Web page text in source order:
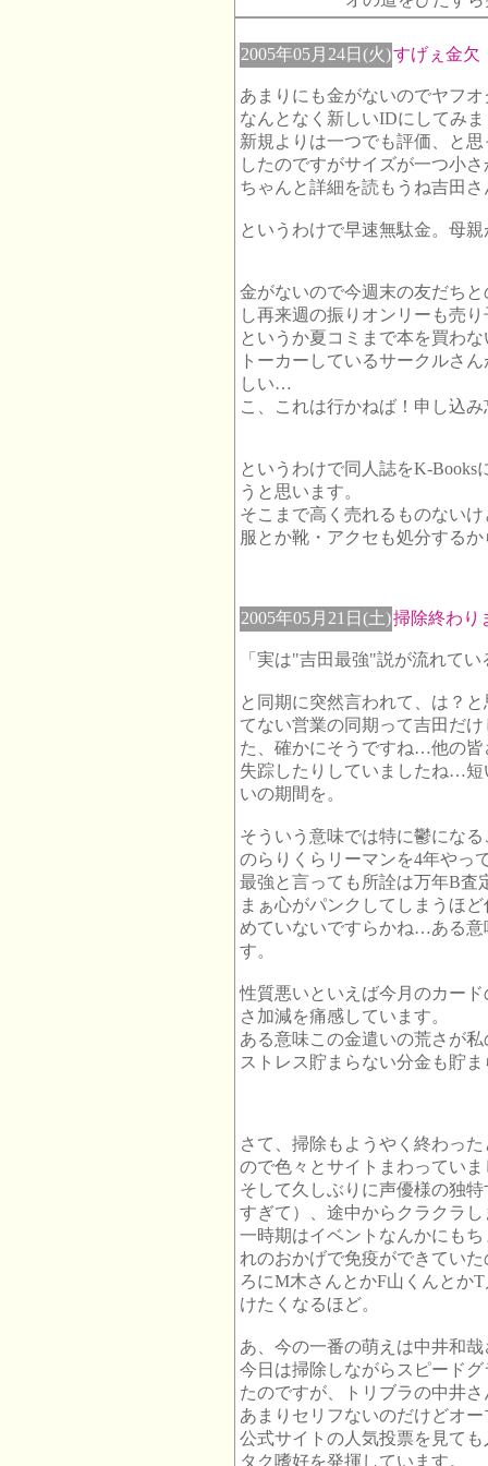
2005年05月24日(火)すげぇ金欠
あまりにも金がないのでヤフ
なんとなく新しいIDにしてみ
新規よりは一つでも評価、と
したのですがサイズが一つ小
ちゃんと詳細を読もうね吉田さ
というわけで早速無駄金。母
金がないので今週末の友だち
し再来週の振りオンリーも売
というか夏コミまで本を買わ
トーカーしているサークルさ
しい…
こ、これは行かねば！申し込
というわけで同人誌をK-
うと思います。
そこまで高く売れるものない
服とか靴・アクセも処分する
2005年05月21日(土)掃除終わり
「実は"吉田最強"説が流れてい
と同期に突然言われて、は？
てない営業の同期って吉田だ
た、確かにそうですね…他の皆
失踪したりしていましたね…短
いの期間を。
そういう意味では特に鬱にな
のらりくらリーマンを4年やっ
最強と言っても所詮は万年B査
まぁ心がパンクしてしまうほ
めていないですらかね…ある意
す。
性質悪いといえば今月のカー
さ加減を痛感しています。
ある意味この金遣いの荒さが
ストレス貯まらない分金も貯
さて、掃除もようやく終わっ
ので色々とサイトまわっていま
そして久しぶりに声優様の独
すぎて）、途中からクラクラ
一時期はイベントなんかにも
れのおかげで免疫ができてい
ろにM木さんとかF山くんとか
けたくなるほど。
あ、今の一番の萌えは中井和
今日は掃除しながらスピード
たのですが、トリブラの中井
あまりセリフないのだけどオ
公式サイトの人気投票を見て
タク嗜好を発揮しています。